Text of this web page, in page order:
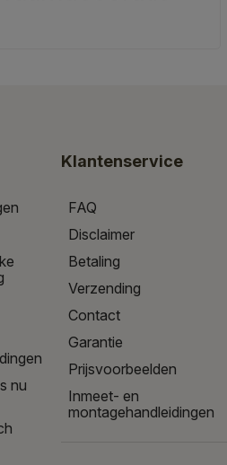
nu
Klantenservice
FAQ
Disclaimer
Betaling
Verzending
Contact
Garantie
Prijsvoorbeelden
Inmeet- en
montagehandleidingen